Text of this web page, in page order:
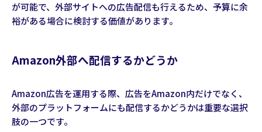
が可能で、外部サイトへの広告配信も行えるため、予算に余
裕がある場合に検討する価値があります。
Amazon外部へ配信するかどうか
Amazon広告を運用する際、広告をAmazon内だけでなく、
外部のプラットフォームにも配信するかどうかは重要な選択
肢の一つです。